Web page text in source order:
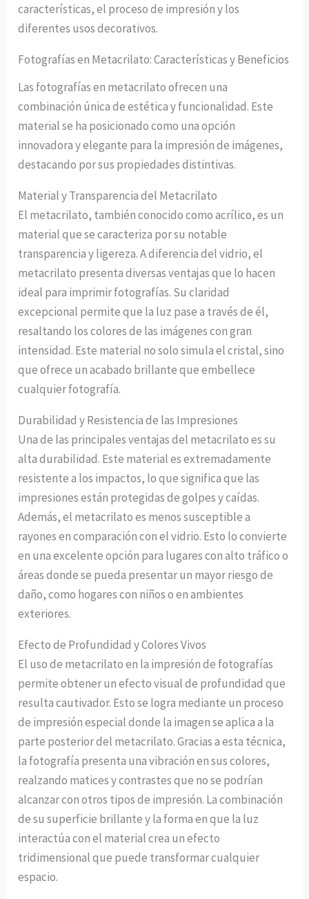
características, el proceso de impresión y los
diferentes usos decorativos.
Fotografías en Metacrilato: Características y Beneficios
Las fotografías en metacrilato ofrecen una
combinación única de estética y funcionalidad. Este
material se ha posicionado como una opción
innovadora y elegante para la impresión de imágenes,
destacando por sus propiedades distintivas.
Material y Transparencia del Metacrilato
El metacrilato, también conocido como acrílico, es un
material que se caracteriza por su notable
transparencia y ligereza. A diferencia del vidrio, el
metacrilato presenta diversas ventajas que lo hacen
ideal para imprimir fotografías. Su claridad
excepcional permite que la luz pase a través de él,
resaltando los colores de las imágenes con gran
intensidad. Este material no solo simula el cristal, sino
que ofrece un acabado brillante que embellece
cualquier fotografía.
Durabilidad y Resistencia de las Impresiones
Una de las principales ventajas del metacrilato es su
alta durabilidad. Este material es extremadamente
resistente a los impactos, lo que significa que las
impresiones están protegidas de golpes y caídas.
Además, el metacrilato es menos susceptible a
rayones en comparación con el vidrio. Esto lo convierte
en una excelente opción para lugares con alto tráfico o
áreas donde se pueda presentar un mayor riesgo de
daño, como hogares con niños o en ambientes
exteriores.
Efecto de Profundidad y Colores Vivos
El uso de metacrilato en la impresión de fotografías
permite obtener un efecto visual de profundidad que
resulta cautivador. Esto se logra mediante un proceso
de impresión especial donde la imagen se aplica a la
parte posterior del metacrilato. Gracias a esta técnica,
la fotografía presenta una vibración en sus colores,
realzando matices y contrastes que no se podrían
alcanzar con otros tipos de impresión. La combinación
de su superficie brillante y la forma en que la luz
interactúa con el material crea un efecto
tridimensional que puede transformar cualquier
espacio.